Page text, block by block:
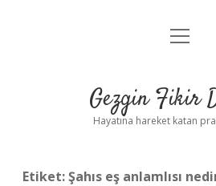
Anasayfa
Yasal Uyarı
menüyü
Gezgin Fikir
Hayatına hareket katan
Etiket:Şahıs eş anlamlısı